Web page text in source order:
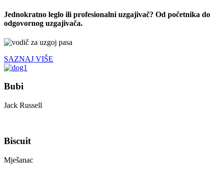
Jednokratno leglo ili profesionalni uzgajivač? Od početnika do
odgovornog uzgajivača.
SAZNAJ VIŠE
Bubi
Jack Russell
Biscuit
Mješanac